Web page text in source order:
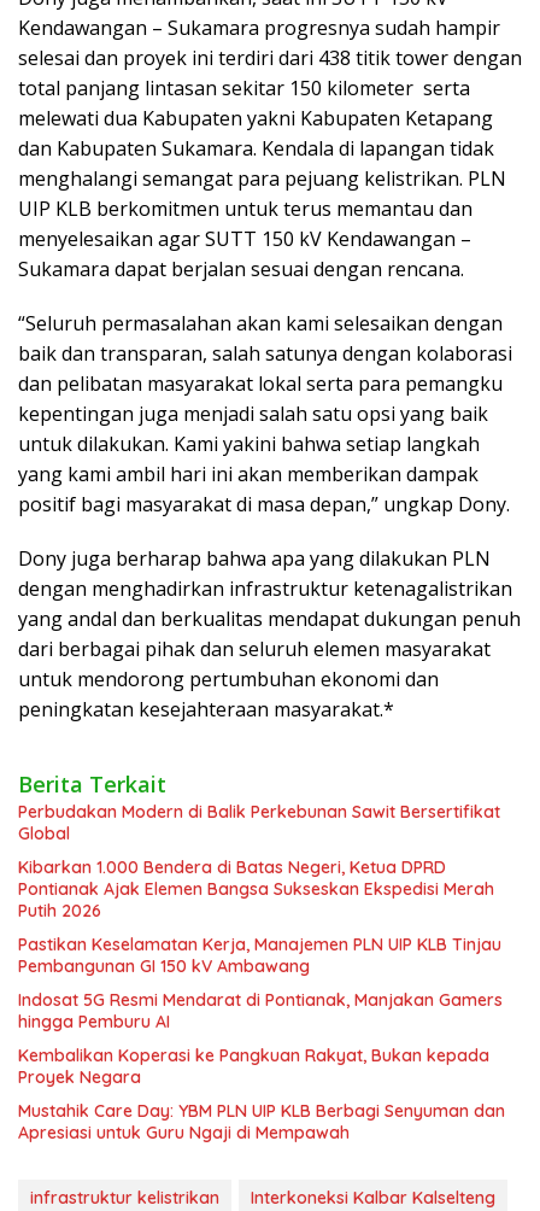
Kendawangan – Sukamara progresnya sudah hampir
selesai dan proyek ini terdiri dari 438 titik tower dengan
total panjang lintasan sekitar 150 kilometer serta
melewati dua Kabupaten yakni Kabupaten Ketapang
dan Kabupaten Sukamara. Kendala di lapangan tidak
menghalangi semangat para pejuang kelistrikan. PLN
UIP KLB berkomitmen untuk terus memantau dan
menyelesaikan agar SUTT 150 kV Kendawangan –
Sukamara dapat berjalan sesuai dengan rencana.
“Seluruh permasalahan akan kami selesaikan dengan
baik dan transparan, salah satunya dengan kolaborasi
dan pelibatan masyarakat lokal serta para pemangku
kepentingan juga menjadi salah satu opsi yang baik
untuk dilakukan. Kami yakini bahwa setiap langkah
yang kami ambil hari ini akan memberikan dampak
positif bagi masyarakat di masa depan,” ungkap Dony.
Dony juga berharap bahwa apa yang dilakukan PLN
dengan menghadirkan infrastruktur ketenagalistrikan
yang andal dan berkualitas mendapat dukungan penuh
dari berbagai pihak dan seluruh elemen masyarakat
untuk mendorong pertumbuhan ekonomi dan
peningkatan kesejahteraan masyarakat.*
Berita Terkait
Perbudakan Modern di Balik Perkebunan Sawit Bersertifikat
Global
Kibarkan 1.000 Bendera di Batas Negeri, Ketua DPRD
Pontianak Ajak Elemen Bangsa Sukseskan Ekspedisi Merah
Putih 2026
Pastikan Keselamatan Kerja, Manajemen PLN UIP KLB Tinjau
Pembangunan GI 150 kV Ambawang
Indosat 5G Resmi Mendarat di Pontianak, Manjakan Gamers
hingga Pemburu AI
Kembalikan Koperasi ke Pangkuan Rakyat, Bukan kepada
Proyek Negara
Mustahik Care Day: YBM PLN UIP KLB Berbagi Senyuman dan
Apresiasi untuk Guru Ngaji di Mempawah
infrastruktur kelistrikan
Interkoneksi Kalbar Kalselteng